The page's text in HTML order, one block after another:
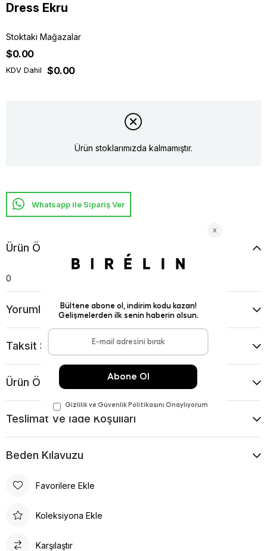
Dress Ekru
Stoktaki Mağazalar
$0.00
KDV Dahil $0.00
Ürün stoklarımızda kalmamıştır.
Whatsapp ile Sipariş Ver
Ürün Özellikleri
0
Yorumlar (0)
Taksit Seçenekleri
Ürün Önerileri
Teslimat Ve İade Koşulları
Beden Kılavuzu
Favorilere Ekle
Koleksiyona Ekle
Karşılaştır